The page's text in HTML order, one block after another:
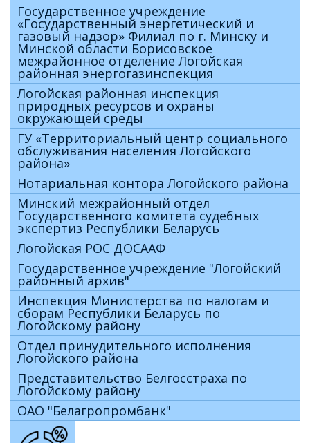
Государственное учреждение
«Государственный энергетический и
газовый надзор» Филиал по г. Минску и
Минской области Борисовское
межрайонное отделение Логойская
районная энергогазинспекция
Логойская районная инспекция
природных ресурсов и охраны
окружающей среды
ГУ «Территориальный центр социального
обслуживания населения Логойского
района»
Нотариальная контора Логойского района
Минский межрайонный отдел
Государственного комитета судебных
экспертиз Республики Беларусь
Логойская РОС ДОСААФ
Государственное учреждение "Логойский
районный архив"
Инспекция Министерства по налогам и
сборам Республики Беларусь по
Логойскому району
Отдел принудительного исполнения
Логойского района
Представительство Белгосстраха по
Логойскому району
ОАО "Белагропромбанк"